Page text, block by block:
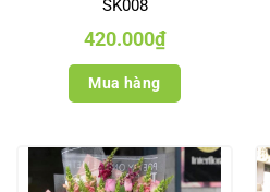
SK008
420.000₫
Mua hàng